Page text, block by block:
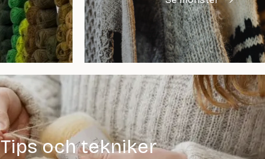
Tips och tekniker